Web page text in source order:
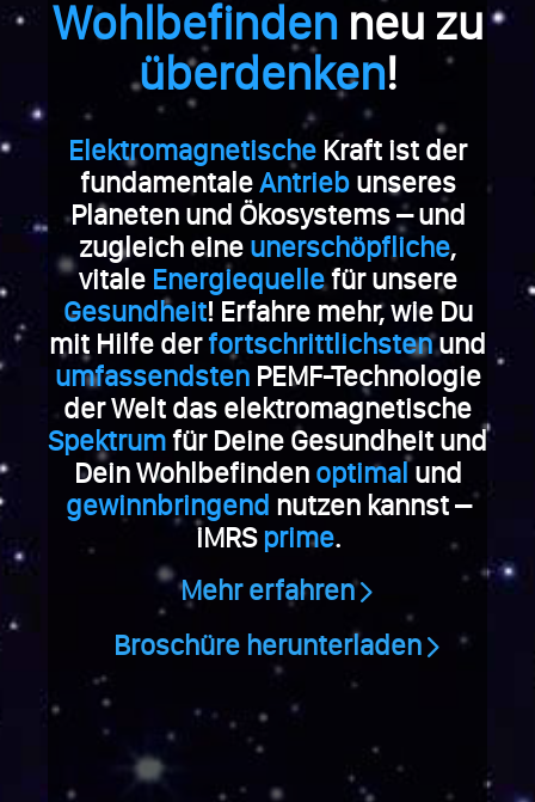
Wohlbefindenneu zu
überdenken!
Elektromagnetische Kraft ist der
fundamentaleAntriebunseres
Planeten und Ökosystems – und
zugleich eine unerschöpfliche,
vitale Energiequellefür unsere
Gesundheit! Erfahre mehr, wie Du
mit Hilfe derfortschrittlichstenund
umfassendstenPEMF-Technologie
der Welt das elektromagnetische
Spektrumfür Deine Gesundheit und
Dein Wohlbefinden optimalund
gewinnbringend nutzen kannst –
iMRS prime.
Mehr erfahren
Broschüre herunterladen